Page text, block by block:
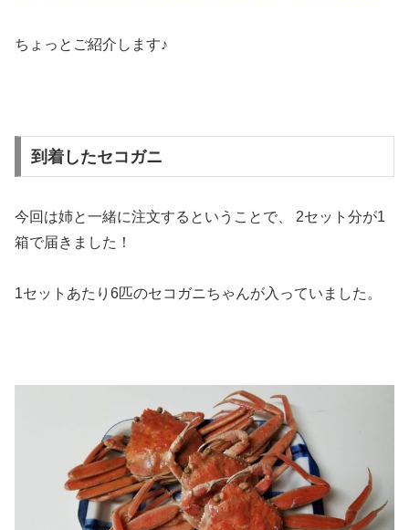
ちょっとご紹介します♪
到着したセコガニ
今回は姉と一緒に注文するということで、 2セット分が1
箱で届きました！
1セットあたり6匹のセコガニちゃんが入っていました。